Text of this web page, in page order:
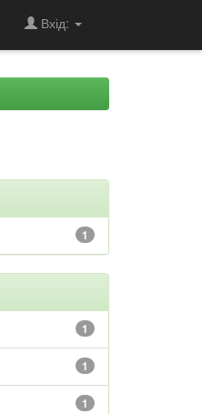
Вхід:
1
1
1
1